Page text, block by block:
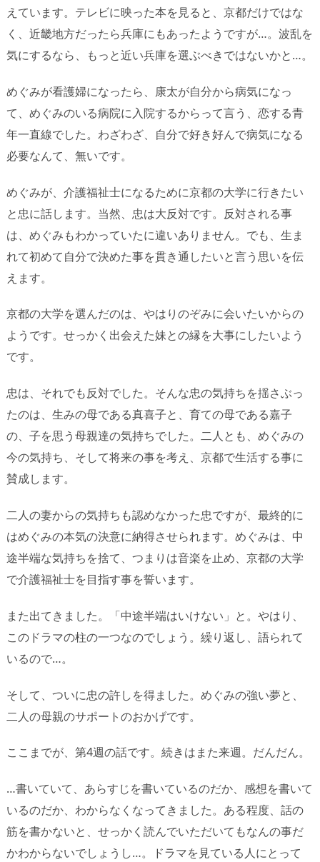
えています。テレビに映った本を見ると、京都だけではな
く、近畿地方だったら兵庫にもあったようですが…。波乱を
気にするなら、もっと近い兵庫を選ぶべきではないかと…。
めぐみが看護婦になったら、康太が自分から病気になっ
て、めぐみのいる病院に入院するからって言う、恋する青
年一直線でした。わざわざ、自分で好き好んで病気になる
必要なんて、無いです。
めぐみが、介護福祉士になるために京都の大学に行きたい
と忠に話します。当然、忠は大反対です。反対される事
は、めぐみもわかっていたに違いありません。でも、生ま
れて初めて自分で決めた事を貫き通したいと言う思いを伝
えます。
京都の大学を選んだのは、やはりのぞみに会いたいからの
ようです。せっかく出会えた妹との縁を大事にしたいよう
です。
忠は、それでも反対でした。そんな忠の気持ちを揺さぶっ
たのは、生みの母である真喜子と、育ての母である嘉子
の、子を思う母親達の気持ちでした。二人とも、めぐみの
今の気持ち、そして将来の事を考え、京都で生活する事に
賛成します。
二人の妻からの気持ちも認めなかった忠ですが、最終的に
はめぐみの本気の決意に納得させられます。めぐみは、中
途半端な気持ちを捨て、つまりは音楽を止め、京都の大学
で介護福祉士を目指す事を誓います。
また出てきました。「中途半端はいけない」と。やはり、
このドラマの柱の一つなのでしょう。繰り返し、語られて
いるので…。
そして、ついに忠の許しを得ました。めぐみの強い夢と、
二人の母親のサポートのおかげです。
ここまでが、第4週の話です。続きはまた来週。だんだん。
…書いていて、あらすじを書いているのだか、感想を書いて
いるのだか、わからなくなってきました。ある程度、話の
筋を書かないと、せっかく読んでいただいてもなんの事だ
かわからないでしょうし…。ドラマを見ている人にとって